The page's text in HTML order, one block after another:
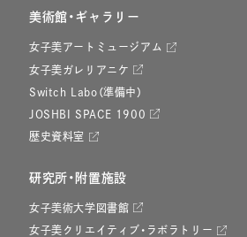
美術館・ギャラリー
女子美アートミュージアム
女子美ガレリアニケ
Switch Labo（準備中）
JOSHBI SPACE 1900
歴史資料室
研究所・附置施設
女子美術大学図書館
女子美クリエイティブ・ラボラトリー